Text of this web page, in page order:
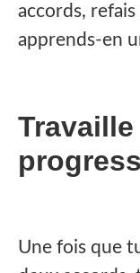
accords,
apprends-en
Une fois que